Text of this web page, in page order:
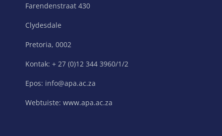
Farendenstraat 430
Clydesdale
Pretoria, 0002
Kontak: + 27 (0)12 344 3960/1/2
Epos: info@apa.ac.za
Webtuiste: www.apa.ac.za